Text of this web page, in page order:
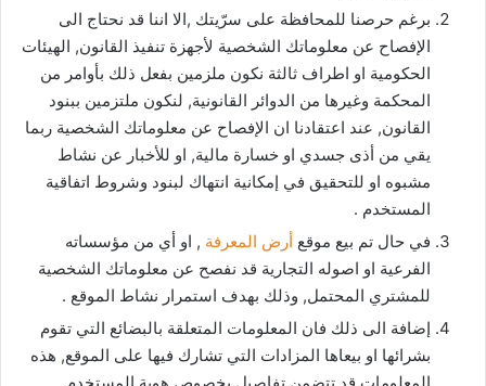
برغم حرصنا للمحافظة على سرّيتك ,الا اننا قد نحتاج الى
الإفصاح عن معلوماتك الشخصية لأجهزة تنفيذ القانون, الهيئات
الحكومية او اطراف ثالثة نكون ملزمين بفعل ذلك بأوامر من
المحكمة وغيرها من الدوائر القانونية, لنكون ملتزمين ببنود
القانون, عند اعتقادنا ان الإفصاح عن معلوماتك الشخصية ربما
يقي من أذى جسدي او خسارة مالية, او للأخبار عن نشاط
مشبوه او للتحقيق في إمكانية انتهاك لبنود وشروط اتفاقية
المستخدم .
في حال تم بيع موقع أرض المعرفة , او أي من مؤسساته
الفرعية او اصوله التجارية قد نفصح عن معلوماتك الشخصية
للمشتري المحتمل, وذلك بهدف استمرار نشاط الموقع .
إضافة الى ذلك فان المعلومات المتعلقة بالبضائع التي تقوم
بشرائها او بيعاها المزادات التي تشارك فيها على الموقع, هذه